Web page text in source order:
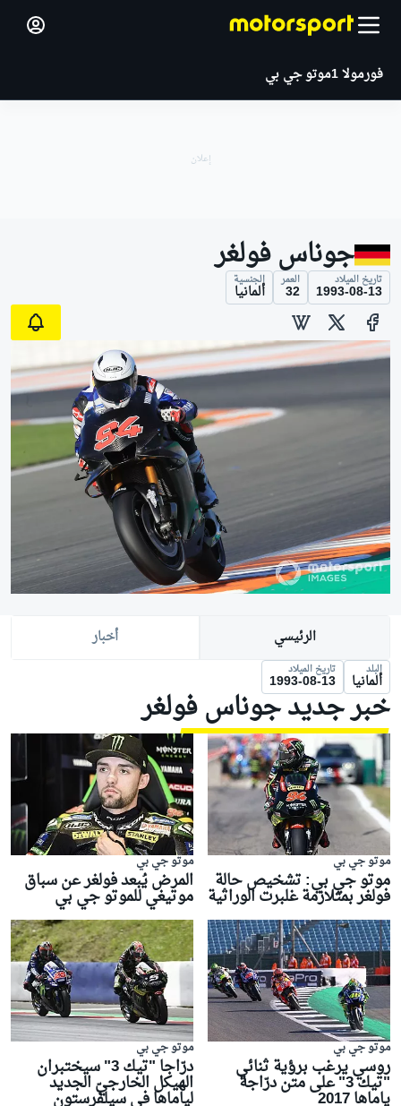
فورمولا 1 موتو جي بي
جوناس فولغر
تاريخ الميلاد
1993-08-13
العمر
32
الجنسية
ألمانيا
الرئيسي أخبار
البلد
ألمانيا
تاريخ الميلاد
1993-08-13
خبر جديد جوناس فولغر
موتو جي بي
موتو جي بي: تشخيص حالة
فولغر بمتلازمة غلبرت الوراثية
موتو جي بي
المرض يُبعد فولغر عن سباق
موتيغي للموتو جي بي
موتو جي بي
روسي يرغب برؤية ثنائي
"تيك 3" على متن درّاجة
ياماها 2017
موتو جي بي
درّاجا "تيك 3" سيختبران
الهيكل الخارجيّ الجديد
لياماها في سيلفرستون